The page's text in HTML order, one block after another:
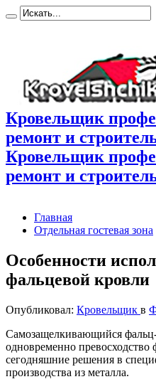
Кровельщик
ремонт и
Кровельщик
ремонт и
Главная
Отдельная гостевая зона
Особенности
фальцевой кровли
Опубликовал: Кровельщик в
Самозащелкивающийся
одновременно превосходство
сегодняшние решения в
производства из металла.